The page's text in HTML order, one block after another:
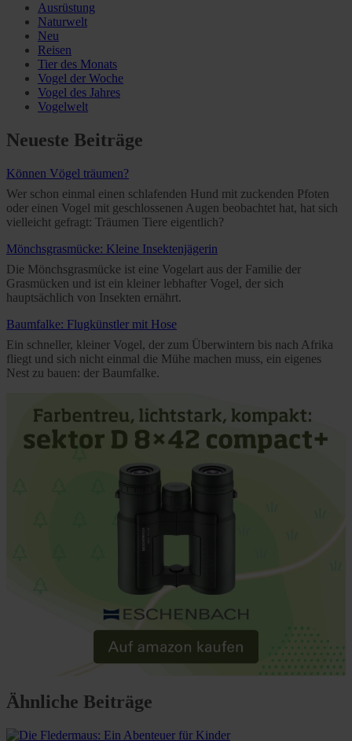
Ausrüstung
Naturwelt
Neu
Reisen
Tier des Monats
Vogel der Woche
Vogel des Jahres
Vogelwelt
Neueste Beiträge
Können Vögel träumen?
Wer schon einmal einen schlafenden Hund mit zuckenden Pfoten
oder einen Vogel mit geschlossenen Augen beobachtet hat, hat sich
vielleicht gefragt: Träumen Tiere eigentlich?
Mönchsgrasmücke: Kleine Insektenjägerin
Die Mönchsgrasmücke ist eine Vogelart aus der Familie der
Grasmücken und ist ein kleiner lebhafter Vogel, der sich
hauptsächlich von Insekten ernährt.
Baumfalke: Flugkünstler mit Hose
Ein schneller, kleiner Vogel, der zum Überwintern bis nach Afrika
fliegt und sich nicht einmal die Mühe machen muss, ein eigenes
Nest zu bauen: der Baumfalke.
Ähnliche Beiträge